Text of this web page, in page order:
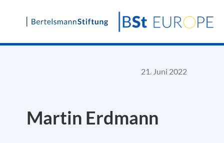
Skip
21. Juni 2022
Martin Erdmann